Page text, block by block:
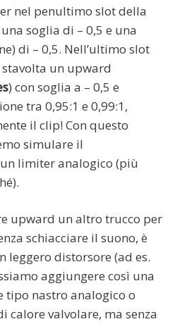
nel penultimo slot della
soglia di – 0,5 e una
di – 0,5. Nell’ultimo slot
un upward
) con soglia a – 0,5 e
tra 0,95:1 e 0,99:1,
il clip! Con questo
simulare il
limiter analogico (più
upward un altro trucco per
schiacciare il suono, è
leggero distorsore (ad es.
aggiungere così una
tipo nastro analogico o
calore valvolare, ma senza